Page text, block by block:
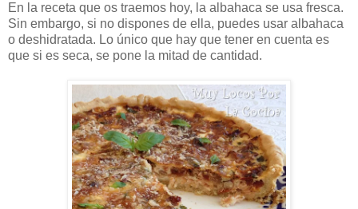
En la receta que os traemos hoy, la albahaca se usa fresca.
Sin embargo, si no dispones de ella, puedes usar albahaca
o deshidratada. Lo único que hay que tener en cuenta es
que si es seca, se pone la mitad de cantidad.